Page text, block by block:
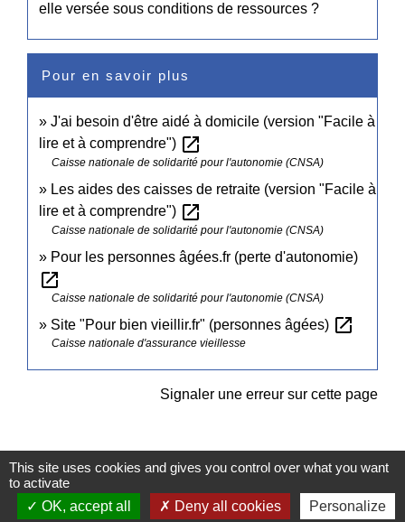
elle versée sous conditions de ressources ?
Pour en savoir plus
J'ai besoin d'être aidé à domicile (version "Facile à
lire et à comprendre") open_in_new
Caisse nationale de solidarité pour l'autonomie (CNSA)
Les aides des caisses de retraite (version "Facile à
lire et à comprendre") open_in_new
Caisse nationale de solidarité pour l'autonomie (CNSA)
Pour les personnes âgées.fr (perte d'autonomie)
open_in_new
Caisse nationale de solidarité pour l'autonomie (CNSA)
Site "Pour bien vieillir.fr" (personnes âgées) open_in_new
Caisse nationale d'assurance vieillesse
Signaler une erreur sur cette page
Contacts
This site uses cookies and gives you control over what you want
to activate
OK, accept all
Deny all cookies Personalize